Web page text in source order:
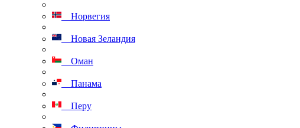
Норвегия
Новая Зеландия
Оман
Панама
Перу